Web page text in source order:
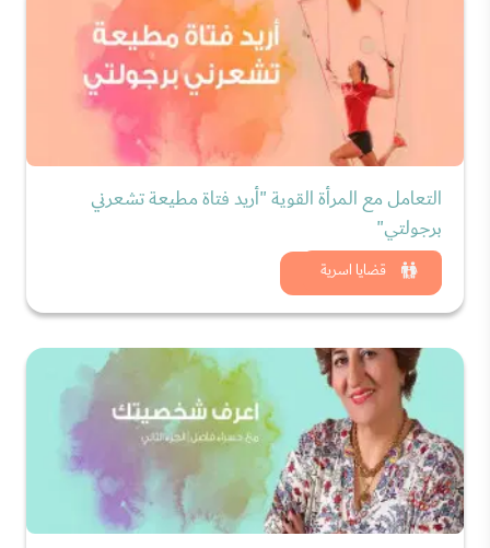
قضايا اسرية
التعامل مع المرأة القوية "أريد فتاة مطيعة تشعرني
برجولتي"
شاهد الان